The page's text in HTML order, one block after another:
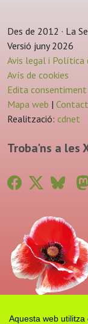
Aquesta web utilitza
Des de 2012 · La
Versió juny 2026
Avis legal i Política
Avís de cookies
Edita consentiment
Mapa web |
Realització: cdnet
Troba'ns a les